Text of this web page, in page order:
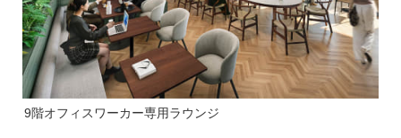
9階オフィスワーカー専用ラウンジ